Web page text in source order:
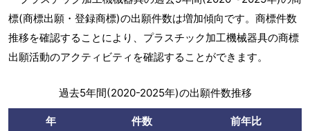
標(商標出願・登録商標)の出願件数は増加傾向です。商標件数
推移を確認することにより、プラスチック加工機械器具の商標
出願活動のアクティビティを確認することができます。
過去5年間(2020-2025年)の出願件数推移
年 件数
前年比